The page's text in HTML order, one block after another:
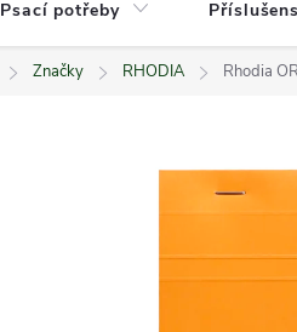
Psací potřeby
Domů
Značky RHODIA Rhodia